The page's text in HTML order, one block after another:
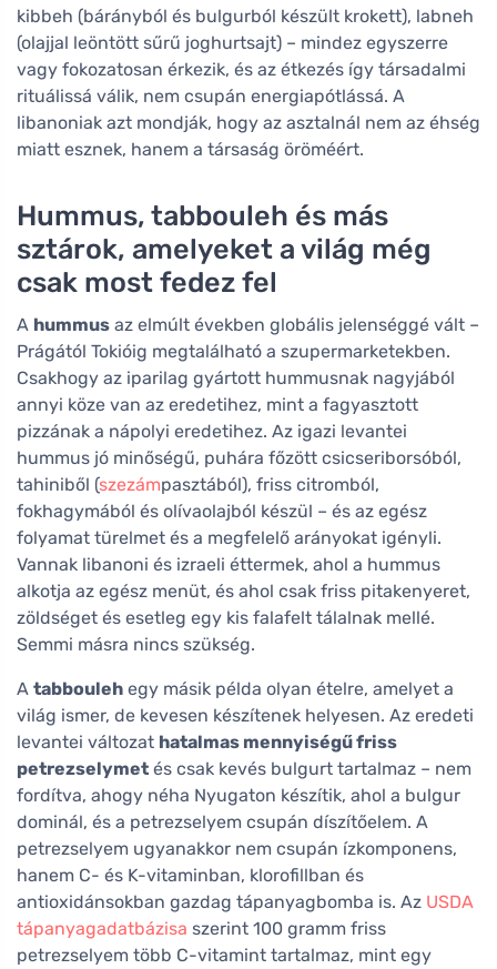
kibbeh (bárányból és bulgurból készült krokett), labneh
(olajjal leöntött sűrű joghurtsajt) – mindez egyszerre
vagy fokozatosan érkezik, és az étkezés így társadalmi
rituálissá válik, nem csupán energiapótlássá. A
libanoniak azt mondják, hogy az asztalnál nem az éhség
miatt esznek, hanem a társaság öröméért.
Hummus, tabbouleh és más
sztárok, amelyeket a világ még
csak most fedez fel
A hummus az elmúlt években globális jelenséggé vált –
Prágától Tokióig megtalálható a szupermarketekben.
Csakhogy az iparilag gyártott hummusnak nagyjából
annyi köze van az eredetihez, mint a fagyasztott
pizzának a nápolyi eredetihez. Az igazi levantei
hummus jó minőségű, puhára főzött csicseriborsóból,
tahiniből (szezámpasztából), friss citromból,
fokhagymából és olívaolajból készül – és az egész
folyamat türelmet és a megfelelő arányokat igényli.
Vannak libanoni és izraeli éttermek, ahol a hummus
alkotja az egész menüt, és ahol csak friss pitakenyeret,
zöldséget és esetleg egy kis falafelt tálalnak mellé.
Semmi másra nincs szükség.
A tabbouleh egy másik példa olyan ételre, amelyet a
világ ismer, de kevesen készítenek helyesen. Az eredeti
levantei változat hatalmas mennyiségű friss
petrezselymet és csak kevés bulgurt tartalmaz – nem
fordítva, ahogy néha Nyugaton készítik, ahol a bulgur
dominál, és a petrezselyem csupán díszítőelem. A
petrezselyem ugyanakkor nem csupán ízkomponens,
hanem C- és K-vitaminban, klorofillban és
antioxidánsokban gazdag tápanyagbomba is. Az USDA
tápanyagadatbázisa szerint 100 gramm friss
petrezselyem több C-vitamint tartalmaz, mint egy